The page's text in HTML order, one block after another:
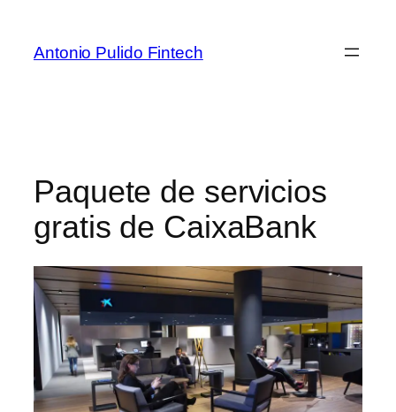
Antonio Pulido Fintech
Paquete de servicios
gratis de CaixaBank